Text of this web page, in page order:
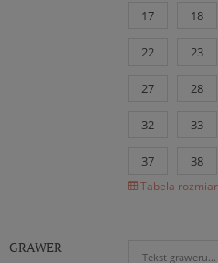
17 18
22 23
27 28
32 33
37 38
Tabela
GRAWER